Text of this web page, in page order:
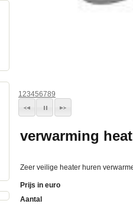
123456789
verwarming
Zeer veilige heater huren
Prijs in euro
Aantal